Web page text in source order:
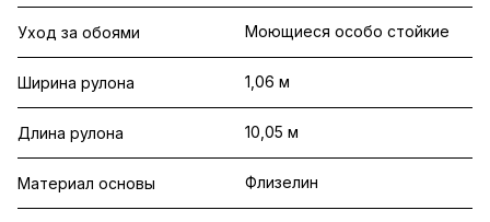
Уход за обоями Моющиеся особо стойкие
Ширина рулона 1,06 м
Длина рулона 10,05 м
Материал основы Флизелин